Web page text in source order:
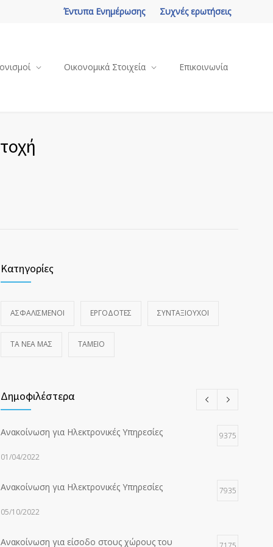
Συχνές ερωτήσεις
Έντυπα Ενημέρωσης
Οικονομικά Στοιχεία Επικοινωνία
Κατηγορίες
ΑΣΦΑΛΙΣΜΕΝΟΙ ΕΡΓΟΔΟΤΕΣ ΣΥΝΤΑΞΙΟΥΧΟΙ
ΤΑ ΝΈΑ ΜΑΣ ΤΑΜΕΙΟ
Δημοφιλέστερα
Ανακοίνωση για Ηλεκτρονικές Υπηρεσίες 9375
01/04/2022
Ανακοίνωση για Ηλεκτρονικές Υπηρεσίες 7935
05/10/2022
Ανακοίνωση για είσοδο στους χώρους του